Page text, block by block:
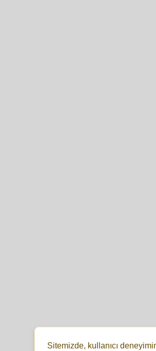
Sitemizde, kullanıcı